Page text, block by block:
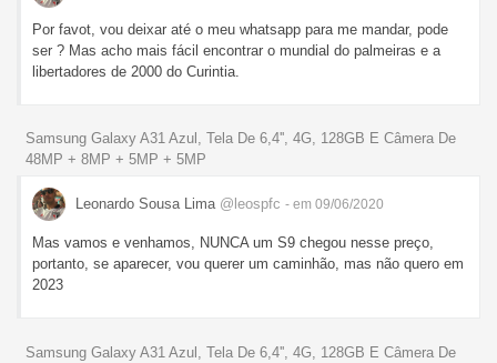
Por favot, vou deixar até o meu whatsapp para me mandar, pode
ser ? Mas acho mais fácil encontrar o mundial do palmeiras e a
libertadores de 2000 do Curintia.
Samsung Galaxy A31 Azul, Tela De 6,4'', 4G, 128GB E Câmera De
48MP + 8MP + 5MP + 5MP
Leonardo Sousa Lima @leospfc - em 09/06/2020
Mas vamos e venhamos, NUNCA um S9 chegou nesse preço,
portanto, se aparecer, vou querer um caminhão, mas não quero em
2023
Samsung Galaxy A31 Azul, Tela De 6,4'', 4G, 128GB E Câmera De